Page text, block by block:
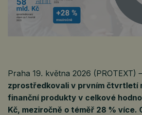
Praha 19. května 2026 (PROTEXT) –
zprostředkovali v prvním čtvrtletí
finanční produkty v celkové
Kč, meziročně o téměř 28 % více.